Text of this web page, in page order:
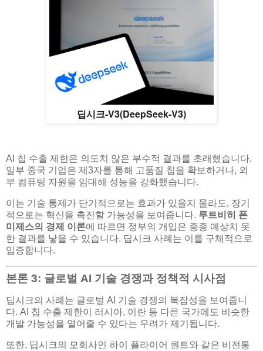
딥시크-V3(DeepSeek-V3)
AI 칩 수출 제한은 의도치 않은 부수적 결과를 초래했습니다.
일부 중국 기업은 제3자를 통해 고품질 칩을 확보하거나, 외
부 컴퓨팅 자원을 임대해 성능을 강화했습니다.
이는 기술 통제가 단기적으로는 효과가 있을지 몰라도, 장기
적으로는 혁신을 촉진할 가능성을 보여줍니다. 루트비히 폰
미제스의 경제 이론에 따르면 정부의 개입은 종종 예상치 못
한 결과를 낳을 수 있습니다. 딥시크 사례는 이를 구체적으로
입증합니다.
본론 3: 글로벌 AI 기술 경쟁과 정책적 시사점
딥시크의 사례는 글로벌 AI 기술 경쟁의 복잡성을 보여줍니
다. AI 칩 수출 제한이 러시아, 이란 등 다른 국가에도 비슷한
개발 가능성을 열어줄 수 있다는 우려가 제기됩니다.
또한, 딥시크의 모회사인 하이 플라이어 퀀트와 같은 비전통